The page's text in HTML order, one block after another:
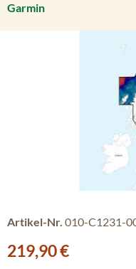
Garmin
Artikel-Nr. 010-C1231-
Verkaufspreis:
219,90 €